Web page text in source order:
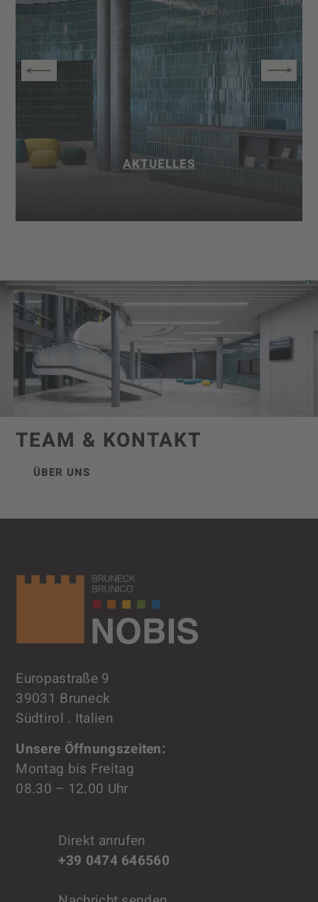
AKTUELLES
TEAM & KONTAKT
ÜBER UNS
Europastraße 9
39031 Bruneck
Südtirol . Italien
Unsere Öffnungszeiten:
Montag bis Freitag
08.30 – 12.00 Uhr
Direkt anrufen
+39 0474 646560